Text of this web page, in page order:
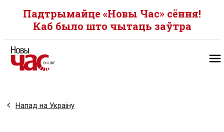
Падтрымайце «Новы Час» сёння!
Каб было што чытаць заўтра
Напад на Украіну